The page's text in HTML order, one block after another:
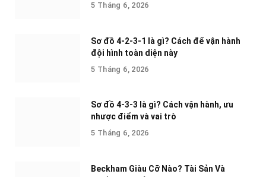
5 Tháng 6, 2026
Sơ đồ 4-2-3-1 là gì? Cách để vận hành
đội hình toàn diện này
5 Tháng 6, 2026
Sơ đồ 4-3-3 là gì? Cách vận hành, ưu
nhược điểm và vai trò
5 Tháng 6, 2026
Beckham Giàu Cỡ Nào? Tài Sản Và